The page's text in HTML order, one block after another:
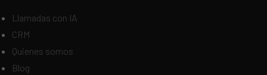
Llamadas con IA
CRM
Quienes somos
Blog